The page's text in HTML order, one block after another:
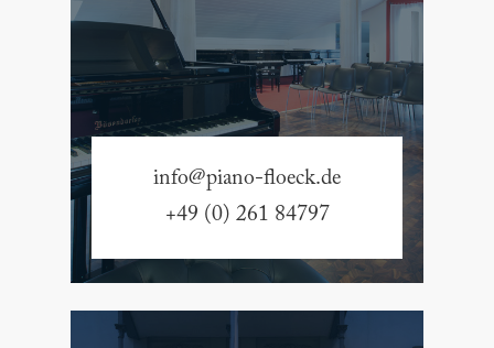
info@piano-floeck.de
+49 (0) 261 84797